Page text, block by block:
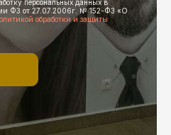
персональных данных в
ФЗ от 27.07.2006г. № 152-ФЗ «О
обработки и защиты